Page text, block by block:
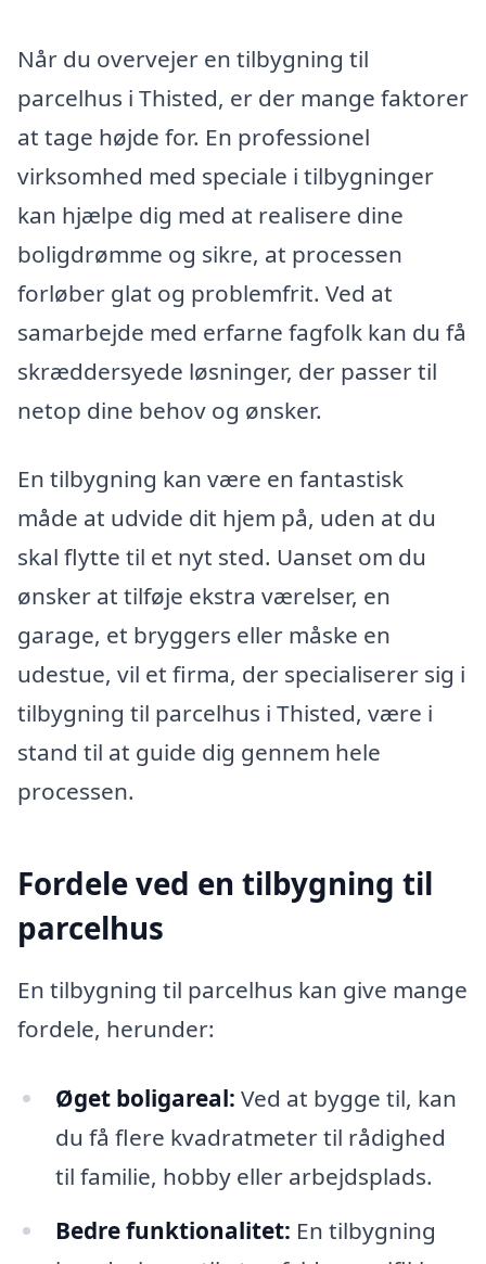
Når du overvejer en tilbygning til
parcelhus i Thisted, er der mange faktorer
at tage højde for. En professionel
virksomhed med speciale i tilbygninger
kan hjælpe dig med at realisere dine
boligdrømme og sikre, at processen
forløber glat og problemfrit. Ved at
samarbejde med erfarne fagfolk kan du få
skræddersyede løsninger, der passer til
netop dine behov og ønsker.
En tilbygning kan være en fantastisk
måde at udvide dit hjem på, uden at du
skal flytte til et nyt sted. Uanset om du
ønsker at tilføje ekstra værelser, en
garage, et bryggers eller måske en
udestue, vil et firma, der specialiserer sig i
tilbygning til parcelhus i Thisted, være i
stand til at guide dig gennem hele
processen.
Fordele ved en tilbygning til
parcelhus
En tilbygning til parcelhus kan give mange
fordele, herunder:
Øget boligareal: Ved at bygge til, kan
du få flere kvadratmeter til rådighed
til familie, hobby eller arbejdsplads.
Bedre funktionalitet: En tilbygning